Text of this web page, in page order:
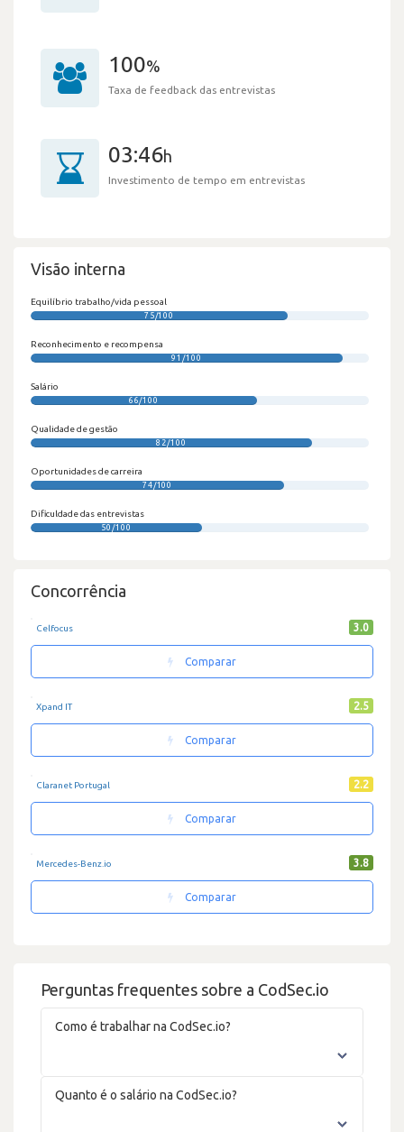
100%
Taxa de feedback das entrevistas
03:46h
Investimento de tempo em entrevistas
Perguntas frequentes sobre a CodSec.io
Como é trabalhar na CodSec.io?
Quanto é o salário na CodSec.io?
Visão interna
Equilíbrio trabalho/vida pessoal
75/100
Reconhecimento e recompensa
91/100
Salário
66/100
Qualidade de gestão
82/100
Oportunidades de carreira
74/100
Dificuldade das entrevistas
50/100
Concorrência
Celfocus 3.0
Comparar
Xpand IT 2.5
Comparar
Claranet Portugal 2.2
Comparar
Mercedes-Benz.io 3.8
Comparar